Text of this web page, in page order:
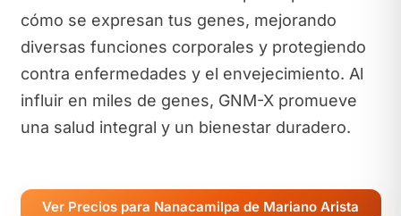
cómo se expresan tus genes, mejorando
diversas funciones corporales y protegiendo
contra enfermedades y el envejecimiento. Al
influir en miles de genes, GNM-X promueve
una salud integral y un bienestar duradero.
Ver Precios para Nanacamilpa de Mariano Arista